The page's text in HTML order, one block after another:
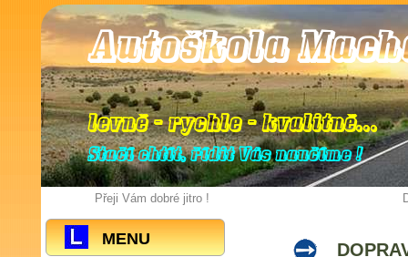
Autoškola
levně - rychle - kvalitně...
Stačí chtít, řídit Vás naučíme !
Přeji Vám dobré jitro !
MENU